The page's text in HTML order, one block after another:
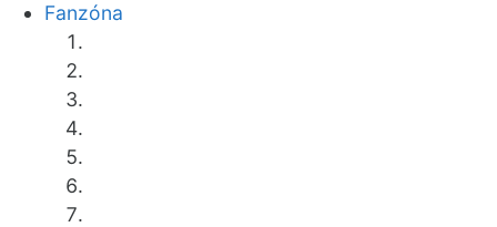
Fanzóna